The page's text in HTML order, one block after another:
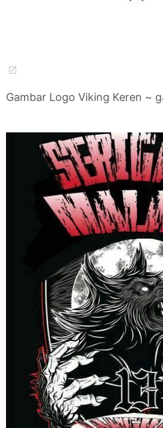
Gambar Logo Viking Keren ~